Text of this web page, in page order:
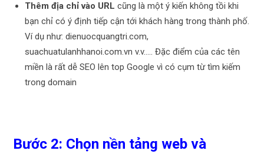
Thêm địa chỉ vào URL cũng là một ý kiến không tồi khi
bạn chỉ có ý định tiếp cận tới khách hàng trong thành phố.
Ví dụ như: dienuocquangtri.com,
suachuatulanhhanoi.com.vn v.v….. Đặc điểm của các tên
miền là rất dễ SEO lên top Google vì có cụm từ tìm kiếm
trong domain
Bước 2: Chọn nền tảng web và